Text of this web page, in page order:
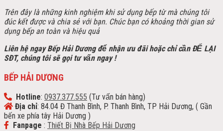
Trên đây là những kinh nghiệm khi sử dụng bếp từ mà chúng tôi
đúc kết được và chia sẻ với bạn. Chúc bạn có khoảng thời gian sử
dụng bếp an toàn và hiệu quả
Liên hệ ngay Bếp Hải Dương để nhận ưu đãi hoặc chỉ cần ĐỂ LẠI
SĐT, chúng tôi sẽ gọi tư vấn ngay !
BẾP HẢI DƯƠNG
Hotline: 0937.377.555 (Tư vấn bán hàng)
Địa chỉ: 84.04 Đ Thanh Bình, P. Thanh Bình, TP Hải Dương, ( Gần
bến xe phía tây Hải Dương )
Fanpage : Thiết Bị Nhà Bếp Hải Dương